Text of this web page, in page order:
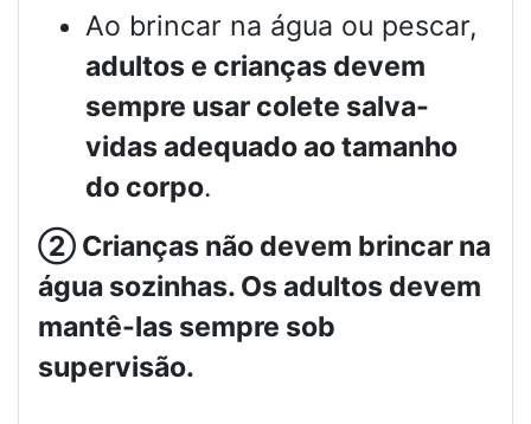
Ao brincar na água ou pescar,
adultos e crianças devem
sempre usar colete salva-
vidas adequado ao tamanho
do corpo.
② Crianças não devem brincar na
água sozinhas. Os adultos devem
mantê-las sempre sob
supervisão.